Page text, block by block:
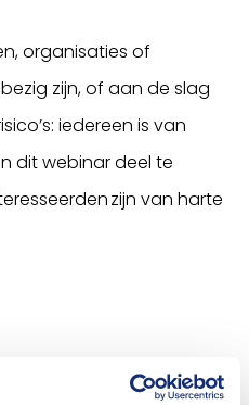
organisaties of
zijn, of aan de slag
iedereen is van
dit webinar deel te
zijn van harte